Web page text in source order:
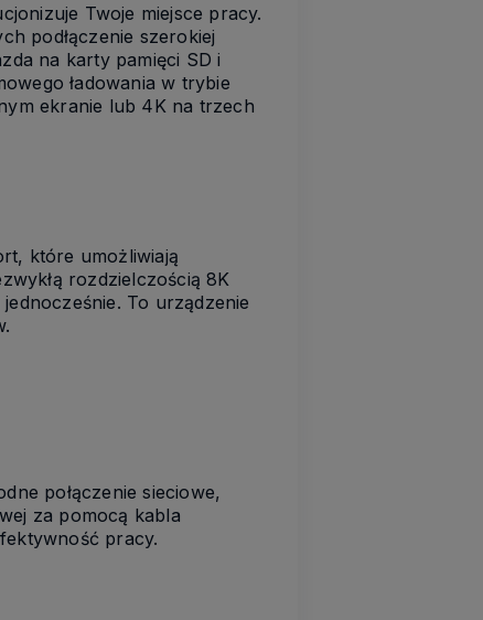
Twoje miejsce pracy.
podłączenie szerokiej
na karty pamięci SD i
ładowania w trybie
ekranie lub 4K na trzech
które umożliwiają
rozdzielczością 8K
To urządzenie
połączenie sieciowe,
za pomocą kabla
pracy.